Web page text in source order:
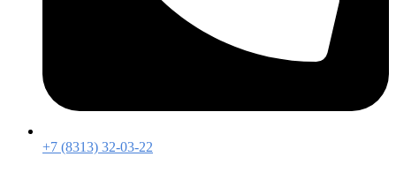
+7 (8313) 32-03-22